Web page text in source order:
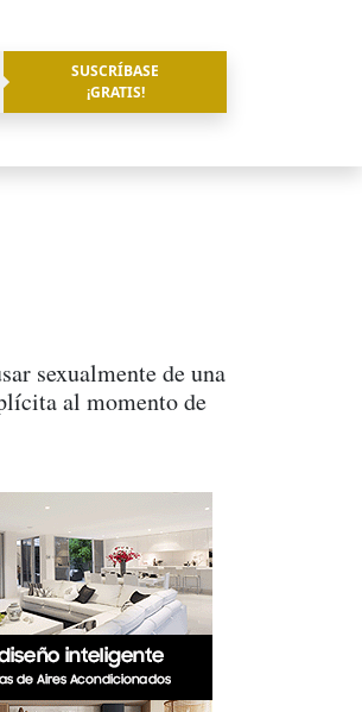
SUSCRÍBASE
¡GRATIS!
sexualmente de una
al momento de